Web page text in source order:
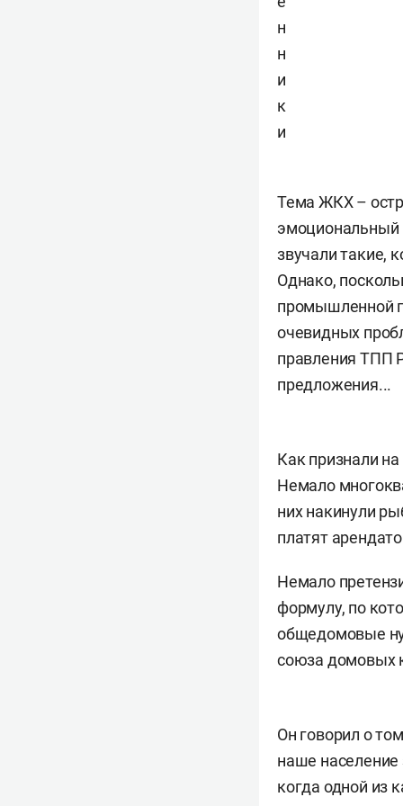
н
н
и
к
и
Тема ЖКХ –
эмоциональный
звучали такие,
Однако,
промышленной
очевидных
правления ТПП
предложения...
Как признали
Немало
них накинули
платят
Немало
формулу, по
общедомовые
союза домовых
Он говорил о
наше
когда одной из